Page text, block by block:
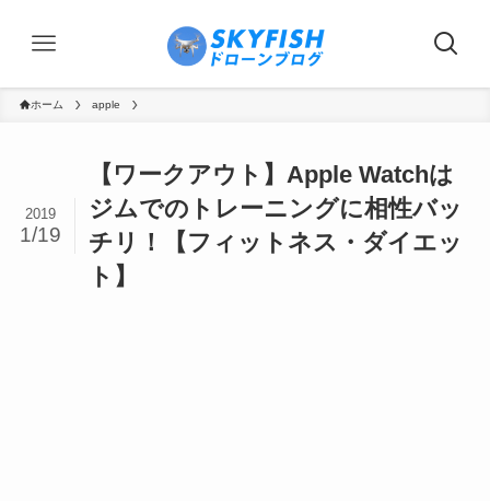
ホーム apple
【ワークアウト】Apple Watchは
ジムでのトレーニングに相性バッ
チリ！【フィットネス・ダイエッ
ト】
2019
1/19